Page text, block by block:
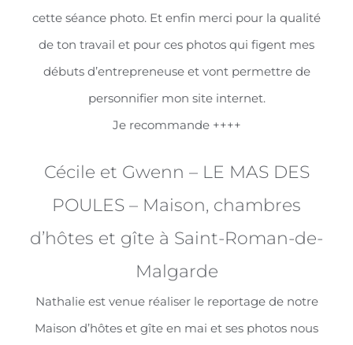
cette séance photo. Et enfin merci pour la qualité
de ton travail et pour ces photos qui figent mes
débuts d’entrepreneuse et vont permettre de
personnifier mon site internet.
Je recommande ++++
Cécile et Gwenn – LE MAS DES
POULES – Maison, chambres
d’hôtes et gîte à Saint-Roman-de-
Malgarde
Nathalie est venue réaliser le reportage de notre
Maison d’hôtes et gîte en mai et ses photos nous